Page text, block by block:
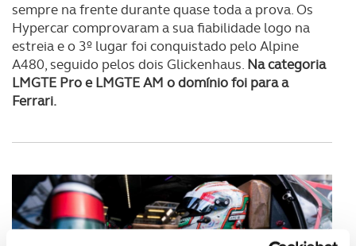
sempre na frente durante quase toda a prova. Os
Hypercar comprovaram a sua fiabilidade logo na
estreia e o 3º lugar foi conquistado pelo Alpine
A480, seguido pelos dois Glickenhaus. Na categoria
LMGTE Pro e LMGTE AM o domínio foi para a
Ferrari.